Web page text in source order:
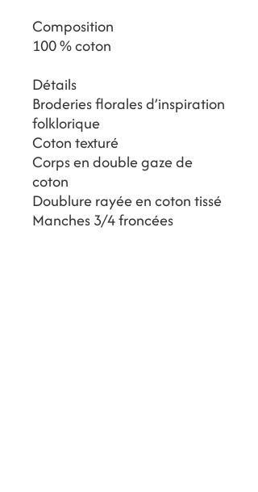
Composition
100 % coton
Détails
Broderies florales d’inspiration
folklorique
Coton texturé
Corps en double gaze de
coton
Doublure rayée en coton tissé
Manches 3/4 froncées